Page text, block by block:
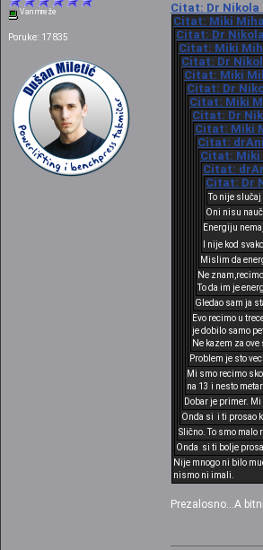
Van mreže
Poruke: 17835
Citat: Dr Nikola
Citat: Miki
Citat: Dr
Citat: Miki
Citat: Dr
Citat: Miki
Citat: Dr
Citat: Miki
Citat: Dr
Citat: Miki
Citat:
Citat: Miki
Citat:
Citat: Dr
To nije
Oni nisu
Energiju
I nije kod
Mislim da
Ne
To da im je
Gledao sam ja
Evo recimo u
je dobilo samo
Ne kazem za
Problem je sto
Mi smo recimo
na 13 i nesto
Dobar je primer.
Onda si i ti prosao
Slično. To smo malo
Onda si ti bolje
Nije mnogo ni bilo
nismo ni imali.
Prezalosno...A